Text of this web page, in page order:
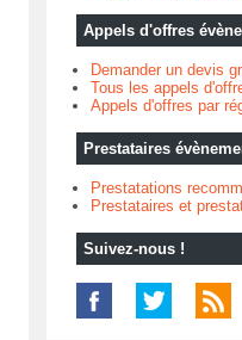
Appels d'offres
Demander un devis
Tous les appels
Appels d'offres par
Prestataires
Prestatations
Prestataires et
Suivez-nous !